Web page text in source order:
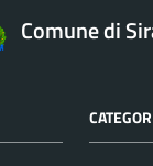
Comune di